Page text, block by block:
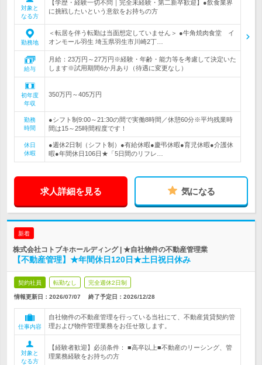
対象と
なる方
【学歴・経験一切不問｜完全未経験・第二新卒歓迎】●飲食業界
に挑戦したいという意欲をお持ちの方
勤務地
＜転居を伴う転勤は当面想定していません＞ ●牛角焼肉食堂 イ
オンモール羽生 埼玉県羽生市川崎2丁…
給与
月給：23万円～27万円※経験・年齢・能力等を考慮して決定いた
します※試用期間6か月あり（待遇に変更なし）
初年度
年収
350万円～405万円
勤務
時間
●シフト制9:00～21:30の間で実働8時間／休憩60分※平均残業時
間は15～25時間程度です！
休日
休暇
●週休2日制（シフト制）●有給休暇●慶弔休暇●育児休暇●介護休
暇●年間休日106日★「5日間のリフレ…
求人詳細を見る 気になる
新着
株式会社コトブキホールディング | ★自社物件の不動産管理業
【不動産管理】★年間休日120日★土日祝日休み
契約社員 転勤なし 完全週休2日制
情報更新日：2026/07/07 終了予定日： 2026/12/28
仕事内容
自社物件の不動産管理を行っている当社にて、不動産賃貸契約管
理および物件管理業務をお任せ致します。
対象と
なる方
【経験者歓迎】必須条件： ■高卒以上■不動産のリーシング、管
理業務経験をお持ちの方